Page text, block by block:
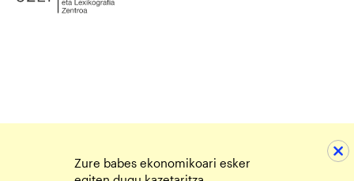
Zure babes ekonomikoari esker